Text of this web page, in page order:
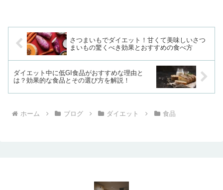
さつまいもでダイエット！甘くて美味しいさつ
まいもの驚くべき効果とおすすめの食べ方
ダイエット中に低GI食品がおすすめな理由と
は？効果的な食品とその選び方を解説！
ホーム ブログ ダイエット 食品